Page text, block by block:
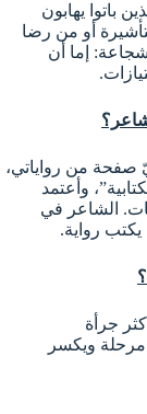
باتوا يهابون
أو من رضا
إما أن
صفحة من رواياتي،
وأعتمد
الشاعر في
رواية.
جرأة
مرحلة ويكسر